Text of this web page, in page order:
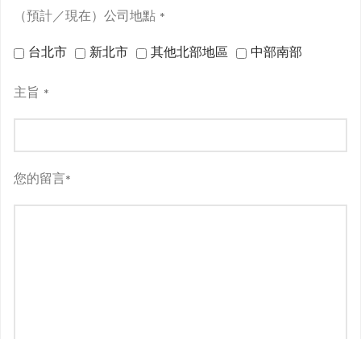
（預計／現在）公司地點 *
台北市 新北市 其他北部地區 中部南部
主旨 *
您的留言*